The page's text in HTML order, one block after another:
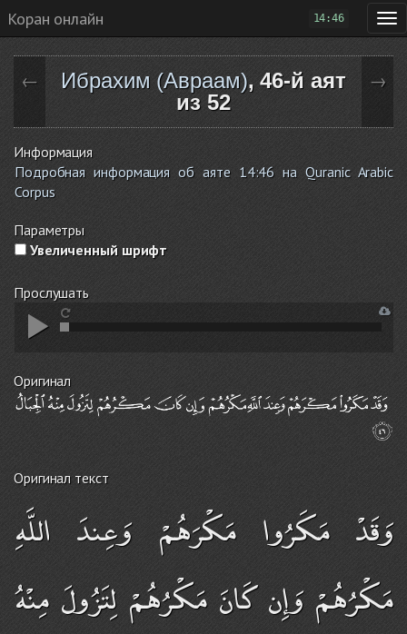
Коран онлайн 14:46
← Ибрахим (Авраам), 46-й аят
из 52
→
Информация
Подробная информация об аяте 14:46 на Quranic Arabic
Corpus
Параметры
Увеличенный шрифт
Прослушать
Оригинал
Оригинал текст
وَقَدْ مَكَرُوا مَكْرَهُمْ وَعِندَ اللَّهِ
مَكْرُهُمْ وَإِن كَانَ مَكْرُهُمْ لِتَزُولَ مِنْهُ